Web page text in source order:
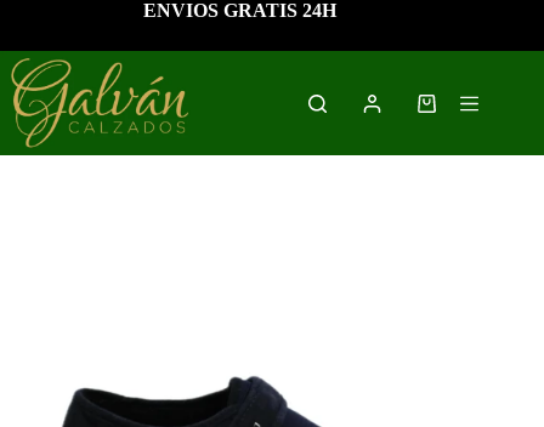
contenido
ENVIOS GRATIS 24H
Carro
compra